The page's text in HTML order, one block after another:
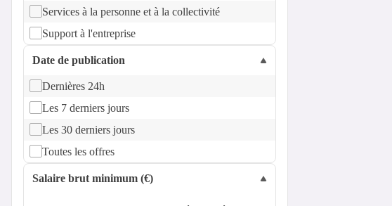
Services à la personne et à la collectivité
Support à l'entreprise
Date de publication
Dernières 24h
Les 7 derniers jours
Les 30 derniers jours
Toutes les offres
Salaire brut minimum (€)